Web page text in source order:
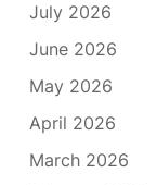
July 2026
June 2026
May 2026
April 2026
March 2026